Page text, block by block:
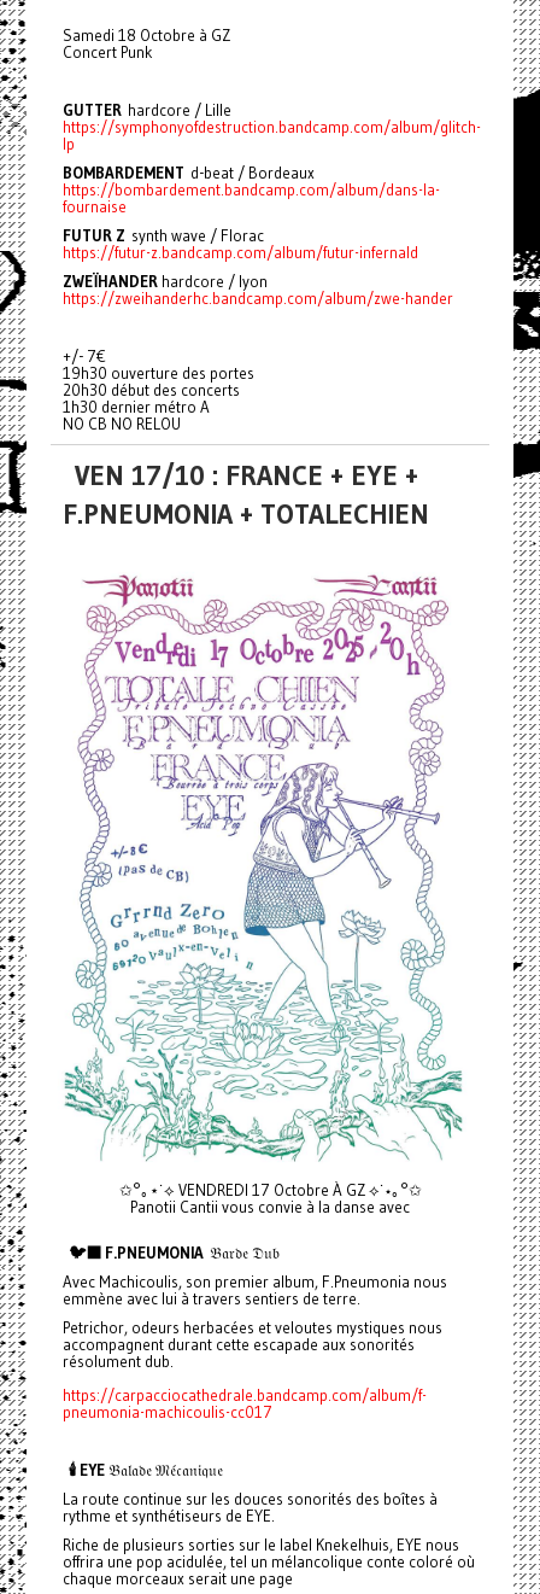
Samedi 18 Octobre à GZ
Concert Punk
GUTTERhardcore / Lille
https://symphonyofdestruction.bandcamp.com/album/glitch-
lp
BOMBARDEMENT d-beat / Bordeaux
https://bombardement.bandcamp.com/album/dans-la-
fournaise
FUTUR Z synth wave / Florac
https://futur-z.bandcamp.com/album/futur-infernald
ZWEÏHANDERhardcore / lyon
https://zweihanderhc.bandcamp.com/album/zwe-hander
+/- 7€
19h30 ouverture des portes
20h30 début des concerts
1h30 dernier métro A
NO CB NO RELOU
VEN 17/10 : FRANCE + EYE +
F.PNEUMONIA + TOTALECHIEN
✩°｡⋆˙⟡ VENDREDI 17 Octobre À GZ ⟡˙⋆｡°✩
Panotii Cantii vous convie à la danse avec
🐦‍⬛ F.PNEUMONIA𝔅𝔞𝔯𝔡𝔢 𝔇𝔲𝔟
Avec Machicoulis, son premier album, F.Pneumonia nous
emmène avec lui à travers sentiers de terre.
Petrichor, odeurs herbacées et veloutes mystiques nous
accompagnent durant cette escapade aux sonorités
résolument dub.
https://carpacciocathedrale.bandcamp.com/album/f-
pneumonia-machicoulis-cc017
🕯️ EYE𝔅𝔞𝔩𝔞𝔡𝔢 𝔐𝔢́𝔠𝔞𝔫𝔦𝔮𝔲𝔢
La route continue sur les douces sonorités des boîtes à
rythme et synthétiseurs de EYE.
Riche de plusieurs sorties sur le label Knekelhuis, EYE nous
offrira une pop acidulée, tel un mélancolique conte coloré où
chaque morceaux serait une page